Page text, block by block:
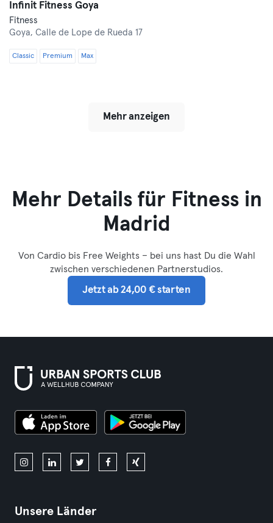
Infinit Fitness Goya
Fitness
Goya, Calle de Lope de Rueda 17
Classic Premium Max
Mehr anzeigen
Mehr Details für Fitness in
Madrid
Von Cardio bis Free Weights – bei uns hast Du die Wahl
zwischen verschiedenen Partnerstudios.
Jetzt ab 24,00 € starten
Unsere Länder